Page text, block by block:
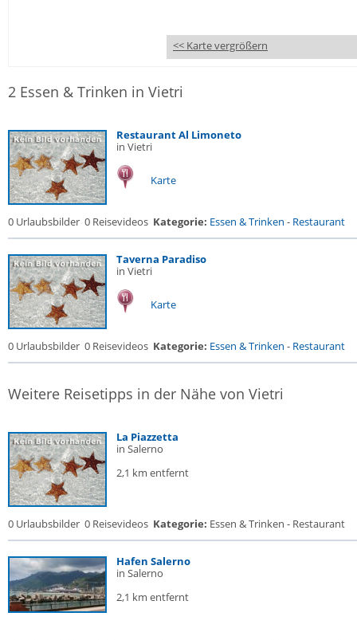
<< Karte vergrößern
2 Essen & Trinken in Vietri
Restaurant Al Limoneto
in Vietri
Karte
0 Urlaubsbilder 0 Reisevideos Kategorie: Essen & Trinken - Restaurant
Taverna Paradiso
in Vietri
Karte
0 Urlaubsbilder 0 Reisevideos Kategorie: Essen & Trinken - Restaurant
Weitere Reisetipps in der Nähe von Vietri
La Piazzetta
in Salerno
2,1 km entfernt
0 Urlaubsbilder 0 Reisevideos Kategorie: Essen & Trinken - Restaurant
Hafen Salerno
in Salerno
2,1 km entfernt